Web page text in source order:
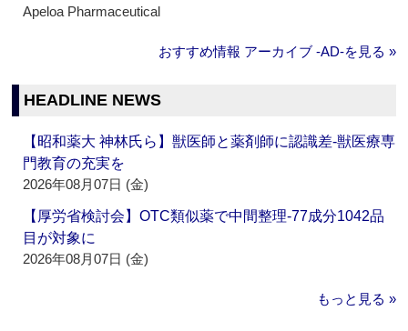
Apeloa Pharmaceutical
おすすめ情報 アーカイブ ‐AD‐を見る »
HEADLINE NEWS
【昭和薬大 神林氏ら】獣医師と薬剤師に認識差‐獣医療専
門教育の充実を
2026年08月07日 (金)
【厚労省検討会】OTC類似薬で中間整理‐77成分1042品
目が対象に
2026年08月07日 (金)
もっと見る »